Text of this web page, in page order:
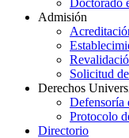
Doctorado
Admisión
Solicitud
Derechos
Defensoría
Protocolo
Directorio